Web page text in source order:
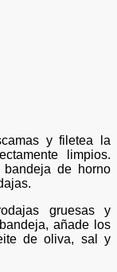
y filetea la
limpios.
de horno
gruesas y
añade los
de oliva, sal y